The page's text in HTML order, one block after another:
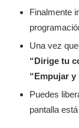
Finalmente
Una vez
“Dirige tu
“Empujar y
Puedes
pantalla